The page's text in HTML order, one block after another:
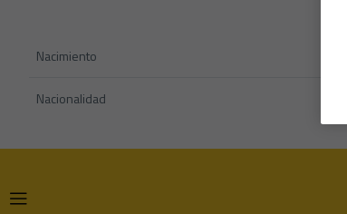
Nacimiento
Nacionalidad